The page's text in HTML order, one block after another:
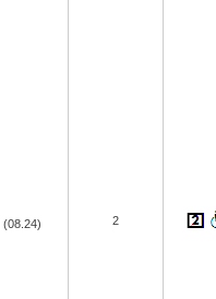
(08.24) 2